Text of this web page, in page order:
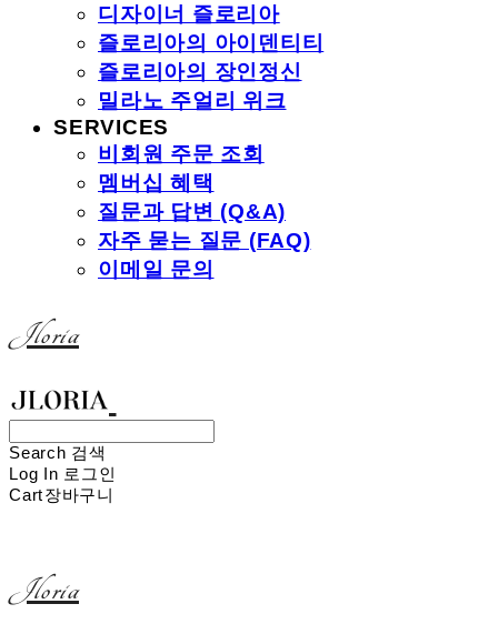
디자이너 즐로리아
즐로리아의 아이덴티티
즐로리아의 장인정신
밀라노 주얼리 위크
SERVICES
비회원 주문 조회
멤버십 혜택
질문과 답변 (Q&A)
자주 묻는 질문 (FAQ)
이메일 문의
Jloria
Search 검색
Log In 로그인
Cart장바구니
Jloria